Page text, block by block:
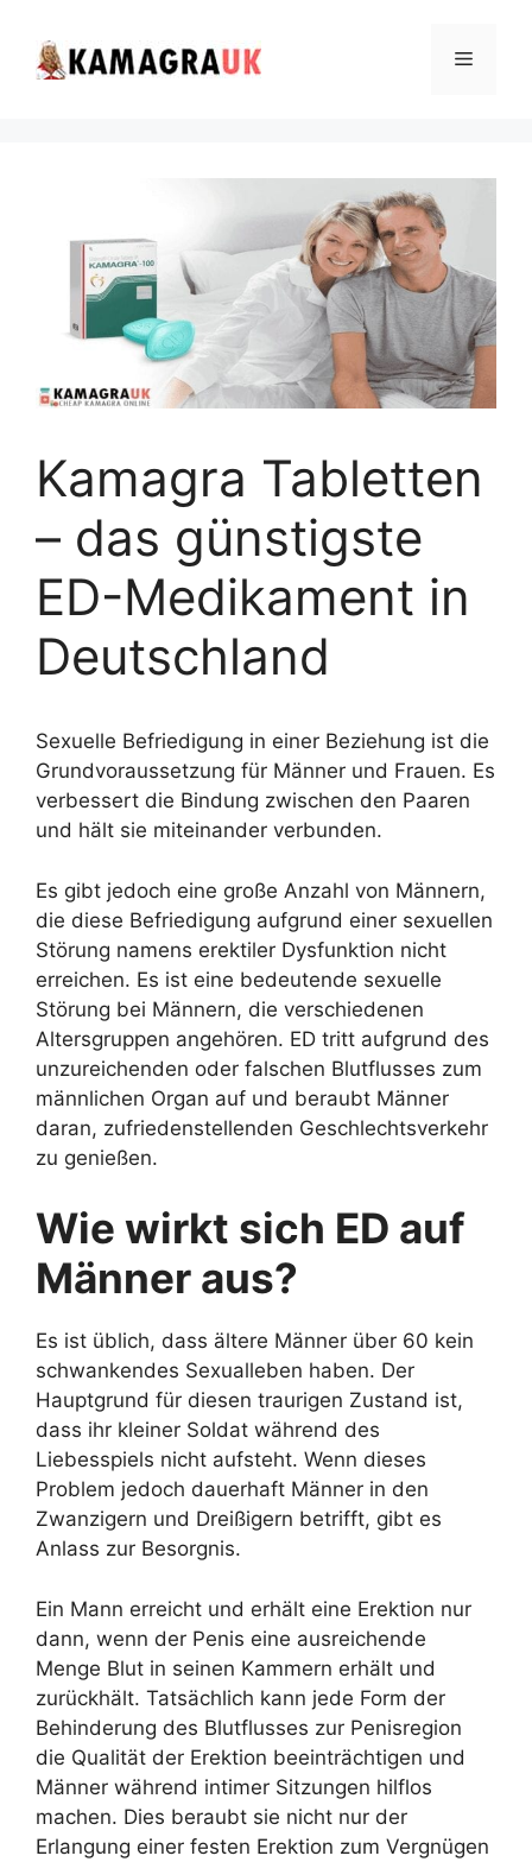
content
Menu
Kamagra Tabletten
– das günstigste
ED-Medikament in
Deutschland
Sexuelle Befriedigung in einer Beziehung ist die
Grundvoraussetzung für Männer und Frauen. Es
verbessert die Bindung zwischen den Paaren
und hält sie miteinander verbunden.
Es gibt jedoch eine große Anzahl von Männern,
die diese Befriedigung aufgrund einer sexuellen
Störung namens erektiler Dysfunktion nicht
erreichen. Es ist eine bedeutende sexuelle
Störung bei Männern, die verschiedenen
Altersgruppen angehören. ED tritt aufgrund des
unzureichenden oder falschen Blutflusses zum
männlichen Organ auf und beraubt Männer
daran, zufriedenstellenden Geschlechtsverkehr
zu genießen.
Wie wirkt sich ED auf
Männer aus?
Es ist üblich, dass ältere Männer über 60 kein
schwankendes Sexualleben haben. Der
Hauptgrund für diesen traurigen Zustand ist,
dass ihr kleiner Soldat während des
Liebesspiels nicht aufsteht. Wenn dieses
Problem jedoch dauerhaft Männer in den
Zwanzigern und Dreißigern betrifft, gibt es
Anlass zur Besorgnis.
Ein Mann erreicht und erhält eine Erektion nur
dann, wenn der Penis eine ausreichende
Menge Blut in seinen Kammern erhält und
zurückhält. Tatsächlich kann jede Form der
Behinderung des Blutflusses zur Penisregion
die Qualität der Erektion beeinträchtigen und
Männer während intimer Sitzungen hilflos
machen. Dies beraubt sie nicht nur der
Erlangung einer festen Erektion zum Vergnügen